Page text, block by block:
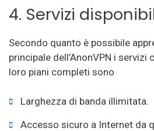
4. Servizi
Secondo quanto è possibile
principale dell’AnonVPN i servizi
loro piani completi sono
Larghezza di banda illimitata.
Accesso sicuro a Internet da